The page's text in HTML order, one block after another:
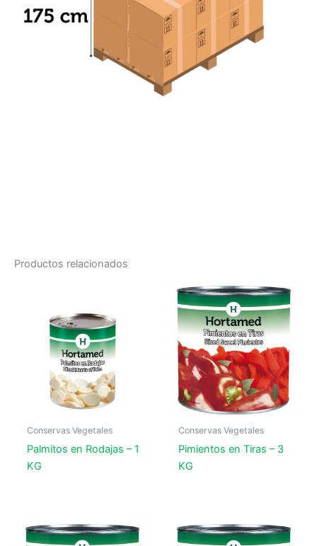
Productos relacionados
Conservas Vegetales
Palmitos en Rodajas – 1
KG
Conservas Vegetales
Pimientos en Tiras – 3
KG